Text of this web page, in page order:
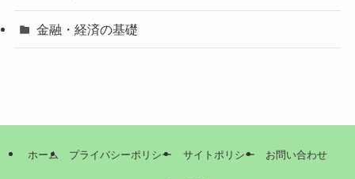
金融・経済の基礎
ホーム プライバシーポリシー サイトポリシー お問い合わせ